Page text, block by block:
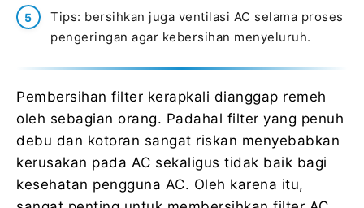
Tips: bersihkan juga ventilasi AC selama proses
pengeringan agar kebersihan menyeluruh.
Pembersihan filter kerapkali dianggap remeh
oleh sebagian orang. Padahal filter yang penuh
debu dan kotoran sangat riskan menyebabkan
kerusakan pada AC sekaligus tidak baik bagi
kesehatan pengguna AC. Oleh karena itu,